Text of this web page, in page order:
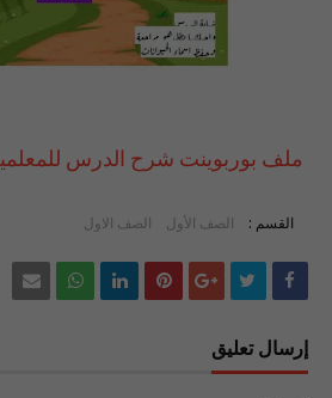
ملف بوربوينت شرح الدرس
القسم : الصف الأول الصف الاول
إرسال تعليق